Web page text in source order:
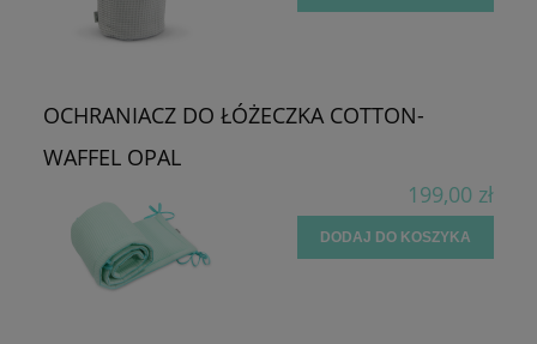
OCHRANIACZ DO ŁÓŻECZKA COTTON-
WAFFEL OPAL
199,00 zł
DODAJ DO KOSZYKA